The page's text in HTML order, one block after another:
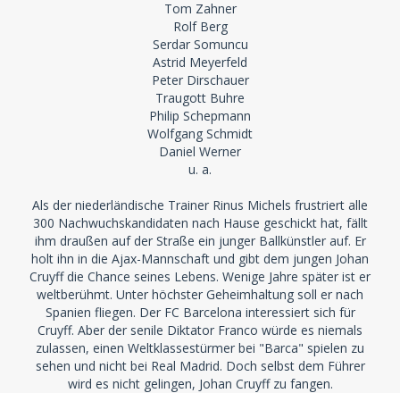
Tom Zahner
Rolf Berg
Serdar Somuncu
Astrid Meyerfeld
Peter Dirschauer
Traugott Buhre
Philip Schepmann
Wolfgang Schmidt
Daniel Werner
u. a.
Als der niederländische Trainer Rinus Michels frustriert alle
300 Nachwuchskandidaten nach Hause geschickt hat, fällt
ihm draußen auf der Straße ein junger Ballkünstler auf. Er
holt ihn in die Ajax-Mannschaft und gibt dem jungen Johan
Cruyff die Chance seines Lebens. Wenige Jahre später ist er
weltberühmt. Unter höchster Geheimhaltung soll er nach
Spanien fliegen. Der FC Barcelona interessiert sich für
Cruyff. Aber der senile Diktator Franco würde es niemals
zulassen, einen Weltklassestürmer bei "Barca" spielen zu
sehen und nicht bei Real Madrid. Doch selbst dem Führer
wird es nicht gelingen, Johan Cruyff zu fangen.